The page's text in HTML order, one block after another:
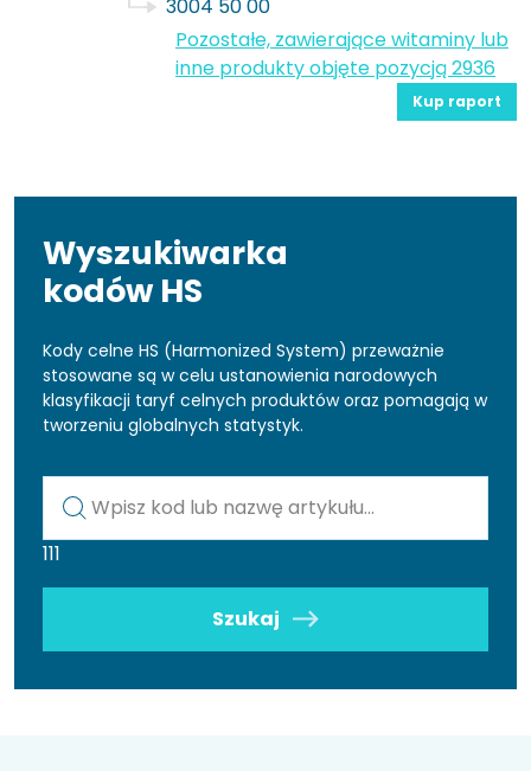
3004 50 00
Pozostałe, zawierające witaminy lub
inne produkty objęte pozycją 2936
Kup raport
Wyszukiwarka
kodów HS
Kody celne HS (Harmonized System) przeważnie
stosowane są w celu ustanowienia narodowych
klasyfikacji taryf celnych produktów oraz pomagają w
tworzeniu globalnych statystyk.
111
Szukaj